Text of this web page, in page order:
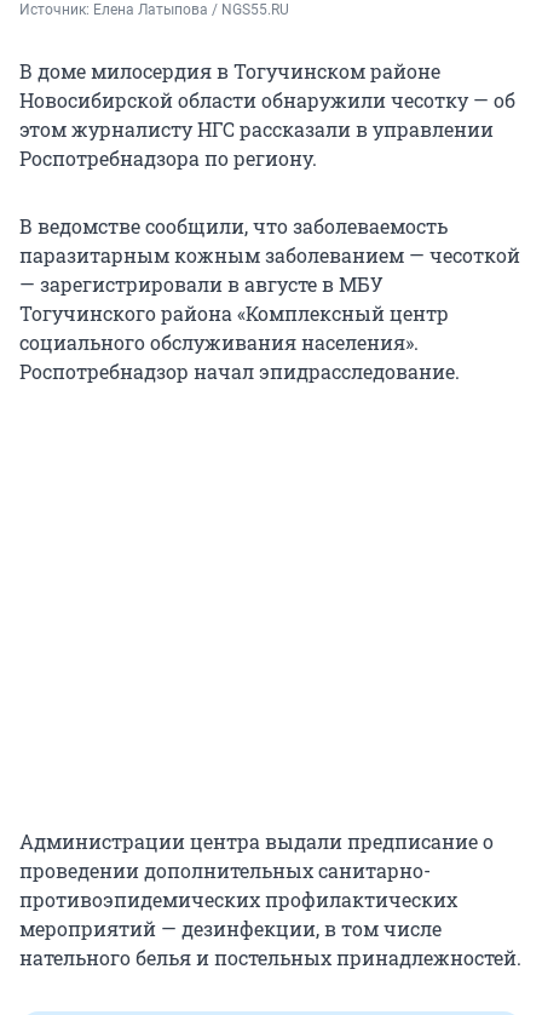
Источник: Елена Латыпова / NGS55.RU
В доме милосердия в Тогучинском районе
Новосибирской области обнаружили чесотку — об
этом журналисту НГС рассказали в управлении
Роспотребнадзора по региону.
В ведомстве сообщили, что заболеваемость
паразитарным кожным заболеванием — чесоткой
— зарегистрировали в августе в МБУ
Тогучинского района «Комплексный центр
социального обслуживания населения».
Роспотребнадзор начал эпидрасследование.
Администрации центра выдали предписание о
проведении дополнительных санитарно-
противоэпидемических профилактических
мероприятий — дезинфекции, в том числе
нательного белья и постельных принадлежностей.